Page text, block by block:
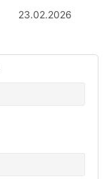
Endgerät
23.02.2026